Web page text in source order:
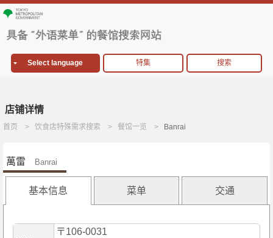
Select language 特集 搜索
店铺详情
首页 饮食店特殊需求搜索 餐馆一览 Banrai
萬雷 Banrai
基本信息 菜单 交通
〒106-0031